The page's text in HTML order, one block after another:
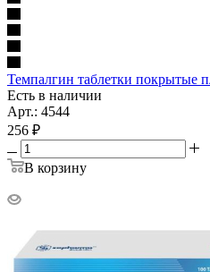
Темпалгин таблетки покрытые
Есть в наличии
Арт.: 4544
256 ₽
В корзину